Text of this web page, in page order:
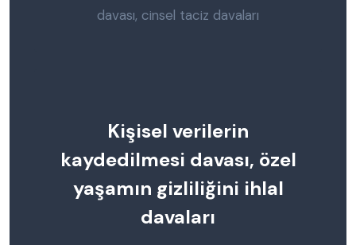
davası, cinsel taciz davaları
Kişisel verilerin
kaydedilmesi davası, özel
yaşamın gizliliğini ihlal
davaları